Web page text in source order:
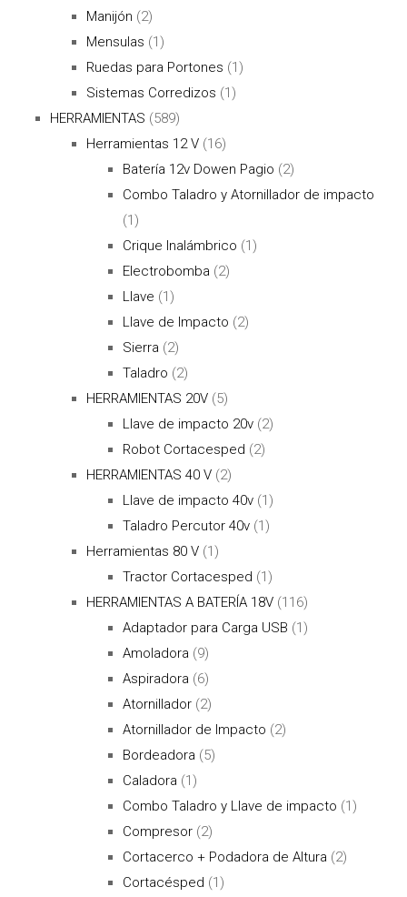
Manijón (2)
Mensulas (1)
Ruedas para Portones (1)
Sistemas Corredizos (1)
HERRAMIENTAS (589)
Herramientas 12 V (16)
Batería 12v Dowen Pagio (2)
Combo Taladro y Atornillador de impacto
(1)
Crique Inalámbrico (1)
Electrobomba (2)
Llave (1)
Llave de Impacto (2)
Sierra (2)
Taladro (2)
HERRAMIENTAS 20V (5)
Llave de impacto 20v (2)
Robot Cortacesped (2)
HERRAMIENTAS 40 V (2)
Llave de impacto 40v (1)
Taladro Percutor 40v (1)
Herramientas 80 V (1)
Tractor Cortacesped (1)
HERRAMIENTAS A BATERÍA 18V (116)
Adaptador para Carga USB (1)
Amoladora (9)
Aspiradora (6)
Atornillador (2)
Atornillador de Impacto (2)
Bordeadora (5)
Caladora (1)
Combo Taladro y Llave de impacto (1)
Compresor (2)
Cortacerco + Podadora de Altura (2)
Cortacésped (1)